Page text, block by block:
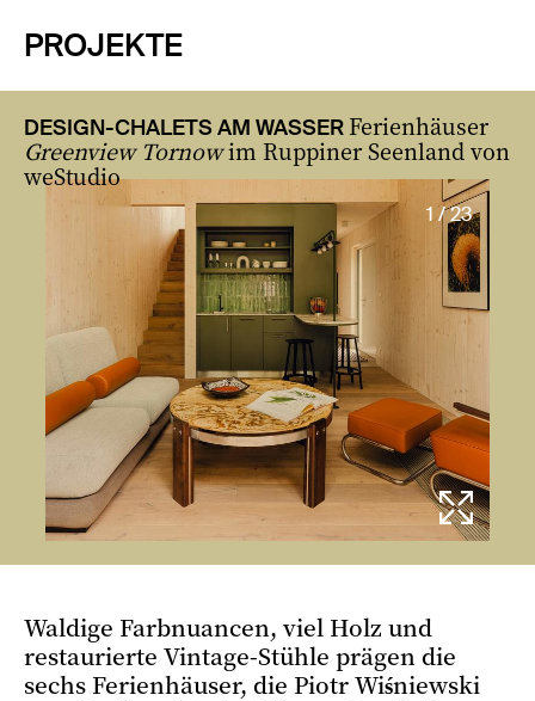
PROJEKTE
DESIGN-CHALETS AM WASSER Ferienhäuser
Greenview Tornowim Ruppiner Seenland von
weStudio
1 / 23
Waldige Farbnuancen, viel Holz und
restaurierte Vintage-Stühle prägen die
sechs Ferienhäuser, die Piotr Wiśniewski